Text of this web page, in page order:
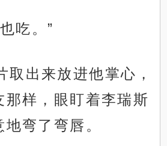
吃。”
取出来放进他掌心，
那样，眼盯着李瑞斯
弯了弯唇。